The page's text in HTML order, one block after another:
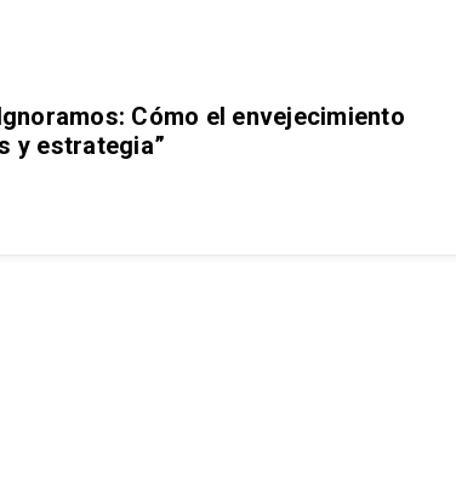
Cómo el envejecimiento
y estrategia”